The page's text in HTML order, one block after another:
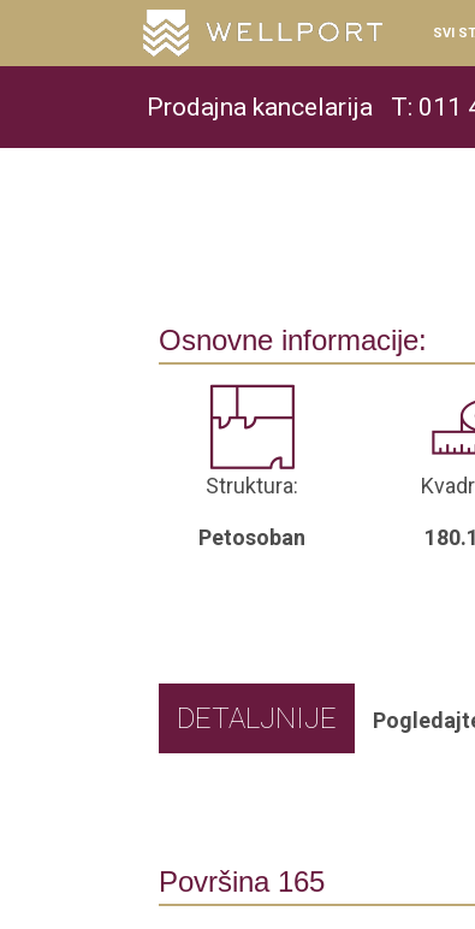
SVI
Prodajna kancelarija T: 011
Osnovne informacije:
Struktura:
Petosoban
DETALJNIJE
Površina 165